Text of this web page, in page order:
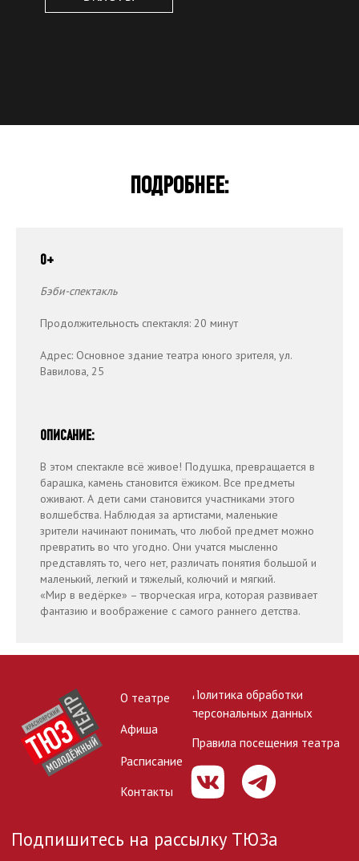
ПОДРОБНЕЕ:
0+
Бэби-спектакль
Продолжительность спектакля: 20 минут
Адрес: Основное здание театра юного зрителя, ул.
Вавилова, 25
ОПИСАНИЕ:
В этом спектакле всё живое! Подушка, превращается в
барашка, камень становится ёжиком. Все предметы
оживают. А дети сами становится участниками этого
волшебства. Наблюдая за артистами, маленькие
зрители начинают понимать, что любой предмет можно
превратить во что угодно. Они учатся мысленно
представлять то, чего нет, различать понятия большой и
маленький, легкий и тяжелый, колючий и мягкий.
«Мир в ведёрке» – творческая игра, которая развивает
фантазию и воображение с самого раннего детства.
Подпишитесь на рассылку ТЮЗа
660025, г. Красноярск, ул. Вавилова, 25
© 1964–2025, КГАУК «Красноярский театр юного зрителя»
Правила посещения театра
Расписание
Афиша
Ваш email
Подписаться